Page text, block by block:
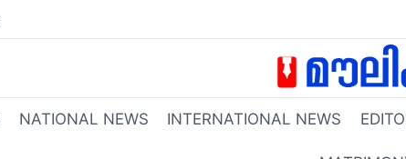
NATIONAL NEWS INTERNATIONAL NEWS